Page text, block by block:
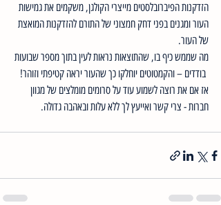
הזדקנות הפיברובלסטים מייצרי הקולגן, משקמים את גמישות
העור ומגנים בפני דחק חמצוני של התורם להזדקנות המואצת
של העור.
מה שממש כיף בו, שהתוצאות נראות לעין בתוך מספר שבועות
בודדים – והקמטוטים יוחלקו כך שהעור יראה קטיפתי וזוהר!
אז אם את רוצה לשמוע עוד על סרומים מומלצים של מגוון
חברות - צרי קשר ואייעץ לך ללא עלות ובאהבה גדולה.